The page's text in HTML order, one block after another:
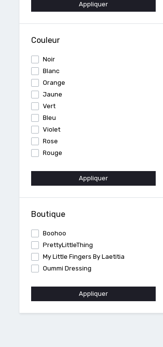
Appliquer
Couleur
Noir
Blanc
Orange
Jaune
Vert
Bleu
Violet
Rose
Rouge
Appliquer
Boutique
Boohoo
PrettyLittleThing
My Little Fingers By Laetitia
Oummi Dressing
Appliquer